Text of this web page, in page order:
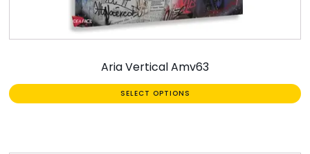
Aria Vertical Amv63
SELECT OPTIONS